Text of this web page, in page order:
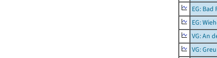
EG:
EG:
VG: An
VG: